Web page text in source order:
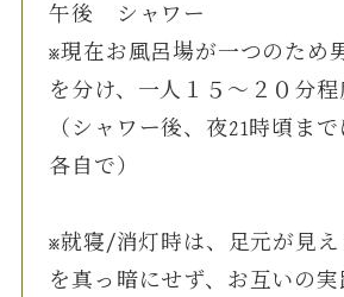
午後 シャワー
※現在お風呂場が一つのため
を分け、一人１５〜２０分程
（シャワー後、夜21時頃ま
各自で）
※就寝/消灯時は、足元が見
を真っ暗にせず、お互いの